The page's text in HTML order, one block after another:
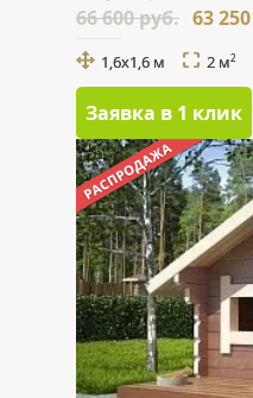
66 600 руб. 63
1,6х1,6 м 2 м2
Заявка в 1 клик